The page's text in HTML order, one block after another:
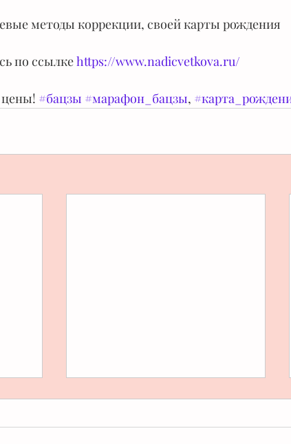
методы коррекции, своей карты рождения
по ссылке https://www.nadicvetkova.ru/
#бацзы #марафон_бацзы,